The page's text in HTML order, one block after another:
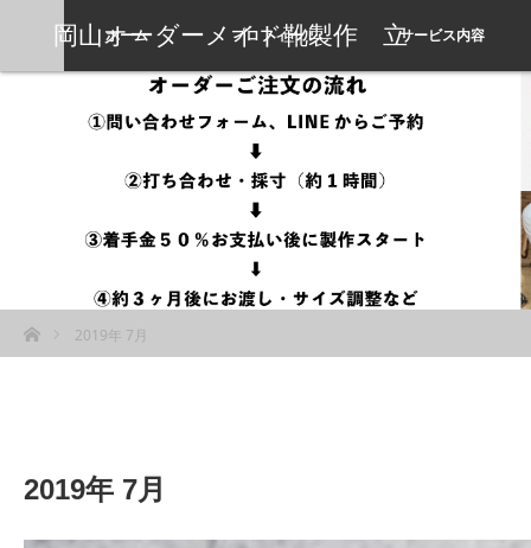
岡山オーダーメイド靴製作 立
岡靴工房
ホーム プロフィール サービス内容
2019年 7月
2019年 7月